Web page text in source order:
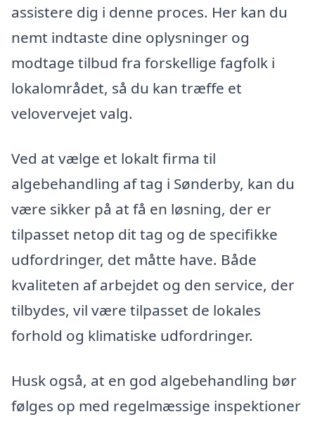
assistere dig i denne proces. Her kan du
nemt indtaste dine oplysninger og
modtage tilbud fra forskellige fagfolk i
lokalområdet, så du kan træffe et
velovervejet valg.
Ved at vælge et lokalt firma til
algebehandling af tag i Sønderby, kan du
være sikker på at få en løsning, der er
tilpasset netop dit tag og de specifikke
udfordringer, det måtte have. Både
kvaliteten af arbejdet og den service, der
tilbydes, vil være tilpasset de lokales
forhold og klimatiske udfordringer.
Husk også, at en god algebehandling bør
følges op med regelmæssige inspektioner